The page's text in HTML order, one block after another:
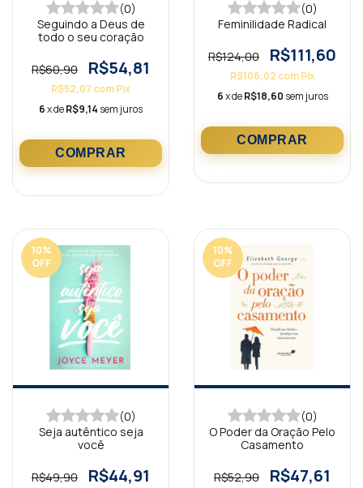
(0)
Seguindo a Deus de
todo o seu coração
R$60,90 R$54,81
R$52,07 comPix
6x deR$9,14 sem juros
(0)
Feminilidade Radical
R$124,00 R$111,60
R$106,02 com Pix
6x deR$18,60 sem juros
10%
OFF
(0)
Seja autêntico seja
você
R$49,90 R$44,91
10%
OFF
(0)
O Poder da Oração Pelo
Casamento
R$52,90 R$47,61